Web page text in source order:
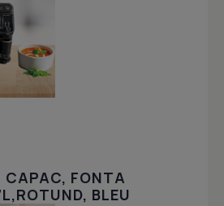
FONTA
BLEU